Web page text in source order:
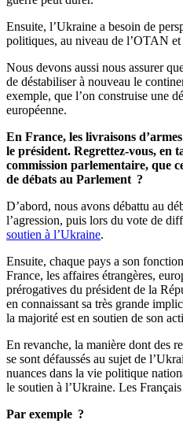
Ensuite, l’Ukraine a besoin de
politiques, au niveau de l’OTAN
Nous devons aussi nous assurer
de déstabiliser à nouveau le
exemple, que l’on construise une
européenne.
En France, les livraisons
le président. Regrettez-vous, en
commission parlementaire, que
de débats au Parlement ?
D’abord, nous avons débattu au
l’agression, puis lors du vote de
soutien à l’Ukraine.
Ensuite, chaque pays a son
France, les affaires étrangères,
prérogatives du président de la
en connaissant sa très grande
la majorité est en soutien de son
En revanche, la manière dont des
se sont défaussés au sujet de
nuances dans la vie politique
le soutien à l’Ukraine. Les
Par exemple ?